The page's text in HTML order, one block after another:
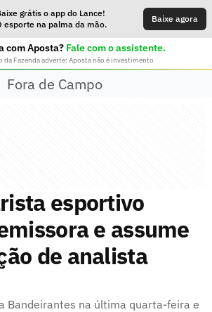
grátis o app do Lance!
esporte na palma da mão.
Baixe agora
com Aposta? Fale com o assistente.
da Fazenda adverte: Aposta não é investimento
Fora de Campo
esportivo
e assume
de analista
Bandeirantes na última quarta-feira e